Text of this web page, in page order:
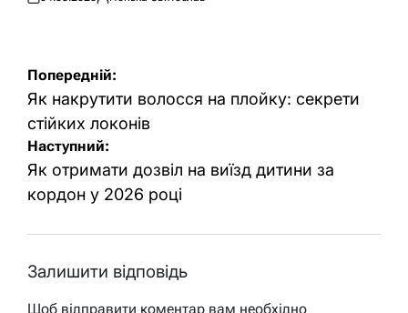
ОприлюдненоОпубліковано
Навігація
записів
Попередній:
Як накрутити волосся на плойку: секрети
стійких локонів
Наступний:
Як отримати дозвіл на виїзд дитини за
кордон у 2026 році
Залишити відповідь
Щоб відправити коментар вам необхідно